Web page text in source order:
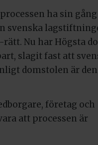
ha sin
svenska
Nu har Högsta
slagit fast att
domstolen är
företag och
att processen är